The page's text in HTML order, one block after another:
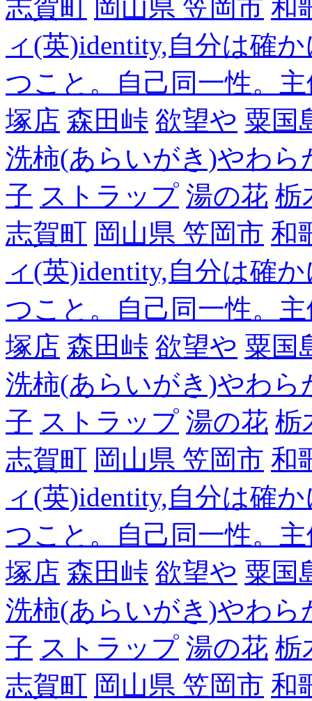
志賀町 岡山県 笠岡市 和
ィ(英)identity,自分は確
つこと。自己同一性。
塚店 森田峠 欲望や 粟国
洗柿(あらいがき)やわ
子 ストラップ 湯の花 栃
志賀町 岡山県 笠岡市 和
ィ(英)identity,自分は確
つこと。自己同一性。
塚店 森田峠 欲望や 粟国
洗柿(あらいがき)やわ
子 ストラップ 湯の花 栃
志賀町 岡山県 笠岡市 和
ィ(英)identity,自分は確
つこと。自己同一性。
塚店 森田峠 欲望や 粟国
洗柿(あらいがき)やわ
子 ストラップ 湯の花 栃
志賀町 岡山県 笠岡市 和